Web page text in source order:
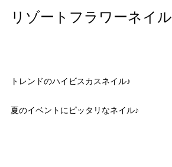
リゾートフラワーネイル
トレンドのハイビスカスネイル♪
夏のイベントにピッタリなネイル♪